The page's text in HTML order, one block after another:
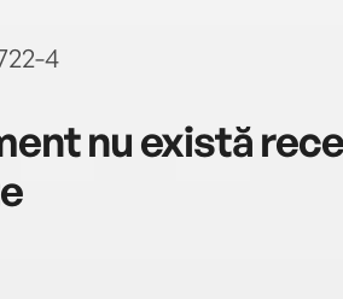
4
nu există